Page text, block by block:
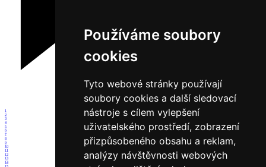
Používáme soubory
cookies
Tyto webové stránky používají
soubory cookies a další sledovací
nástroje s cílem vylepšení
uživatelského prostředí, zobrazení
přizpůsobeného obsahu a reklam,
analýzy návštěvnosti webových
1
2
3
4
5
6
7
8
9
10
11
12
13
14